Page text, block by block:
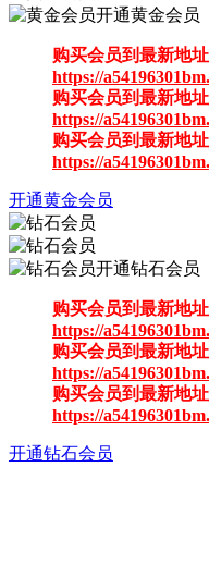
开通黄金会员
购买会员到最新地址
https://
购买会员到最新地址
https://
购买会员到最新地址
https://
开通黄金会员
开通钻石会员
购买会员到最新地址
https://
购买会员到最新地址
https://
购买会员到最新地址
https://
开通钻石会员